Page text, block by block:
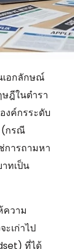
เอกลักษณ์
ษฎีในตำรา
งค์กรระดับ
(กรณี
การถามหา
ทเป็น
วาม
ะเก่าไป
ที่ได้